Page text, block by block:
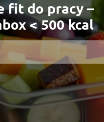
fit do pracy –
< 500 kcal